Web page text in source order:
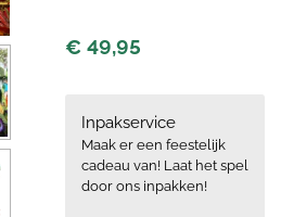
€ 49,95
Inpakservice
Maak er een feestelijk
cadeau van! Laat het spel
door ons inpakken!